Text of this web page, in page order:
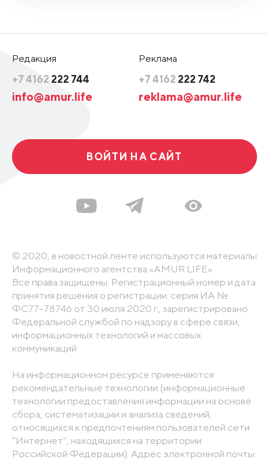
Редакция
+7 4162 222 744
info@amur.life
Реклама
+7 4162 222 742
reklama@amur.life
ВОЙТИ НА САЙТ
© 2020, в новостной ленте используются материалы
Информационного агентства «AMUR.LIFE».
Все права защищены. Регистрационный номер и дата
принятия решения о регистрации: серия ИА №
ФС77-78746 от 30 июля 2020 г., зарегистрировано
Федеральной службой по надзору в сфере связи,
информационных технологий и массовых
коммуникаций
На информационном ресурсе применяются
рекомендательные технологии (информационные
технологии предоставления информации на основе
сбора, систематизации и анализа сведений,
относящихся к предпочтениям пользователей сети
"Интернет", находящихся на территории
Российской Федерации). Адрес электронной почты